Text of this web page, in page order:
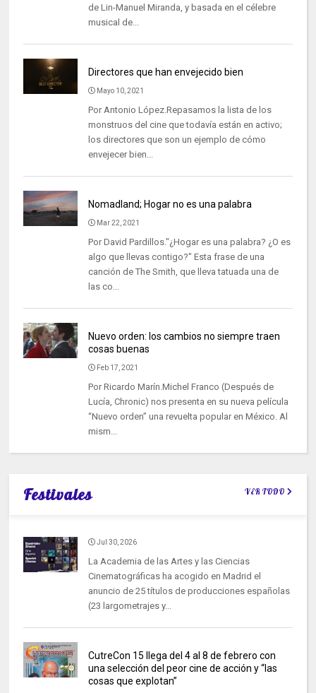
de Lin-Manuel Miranda, y basada en el célebre
musical de...
Directores que han envejecido bien
Mayo 10, 2021
Por Antonio López.Repasamos la lista de los
monstruos del cine que todavía están en activo;
los directores que son un ejemplo de cómo
envejecer bien...
Nomadland; Hogar no es una palabra
Mar 22, 2021
Por David Pardillos."¿Hogar es una palabra? ¿O es
algo que llevas contigo?" Esta frase de una
canción de The Smith, que lleva tatuada una de
las co...
Nuevo orden: los cambios no siempre traen
cosas buenas
Feb 17, 2021
Por Ricardo Marín.Michel Franco (Después de
Lucía, Chronic) nos presenta en su nueva película
“Nuevo orden” una revuelta popular en México. Al
mism...
Festivales VER TODO
Jul 30, 2026
La Academia de las Artes y las Ciencias
Cinematográficas ha acogido en Madrid el
anuncio de 25 títulos de producciones españolas
(23 largometrajes y...
CutreCon 15 llega del 4 al 8 de febrero con
una selección del peor cine de acción y “las
cosas que explotan”